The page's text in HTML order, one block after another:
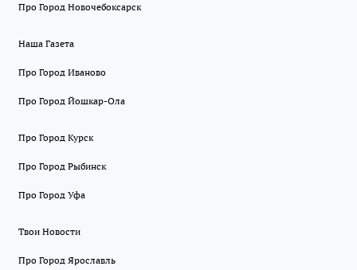
Про Город Новочебоксарск
Наша Газета
Про Город Иваново
Про Город Йошкар-Ола
Про Город Курск
Про Город Рыбинск
Про Город Уфа
Твои Новости
Про Город Ярославль